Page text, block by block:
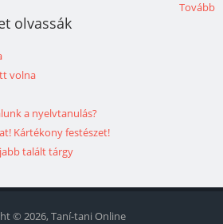
Tovább
olvassák
volna
a nyelvtanulás?
Kártékony festészet!
talált tárgy
© 2026, Taní-tani Online